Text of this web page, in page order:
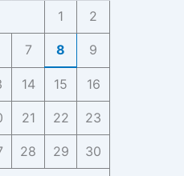
1 2
7 8 9
14 15 16
21 22 23
28 29 30